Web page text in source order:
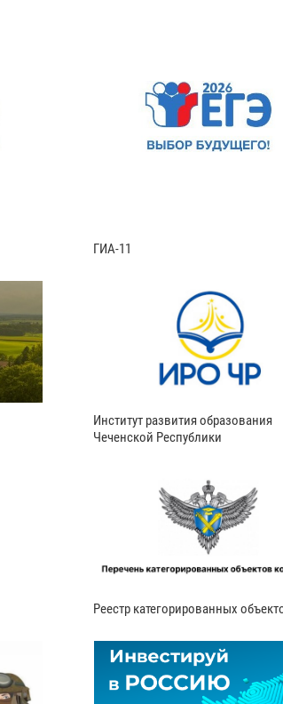
ГИА-11
Институт развития образования
Чеченской Республики
Реестр категорированных